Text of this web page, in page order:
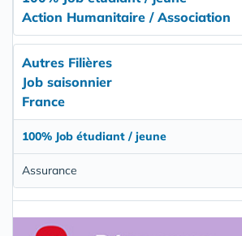
Action Humanitaire / Association
Autres Filières
Job saisonnier
France
100% Job étudiant / jeune
Assurance